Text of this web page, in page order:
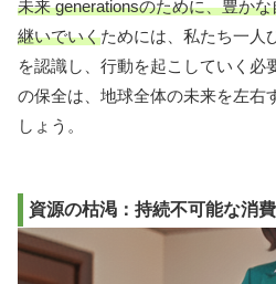
未来 generationsのために、豊か
継いでいくためには、私たち一人
を認識し、行動を起こしていく必
の保全は、地球全体の未来を左右
しょう。
資源の枯渇：持続不可能な消